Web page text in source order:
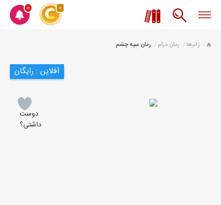
0 0
ژانرها رمان درام رمان سیه چشم
آفلاین : رایگان
دوست
داشتی؟